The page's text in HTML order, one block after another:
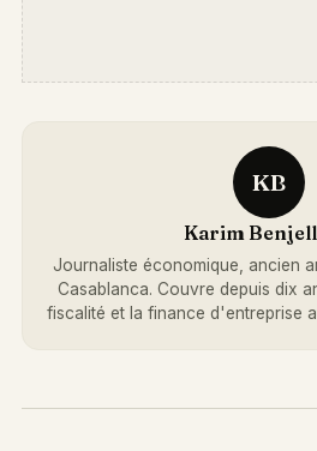
KB
Karim
Journaliste économique, ancien
Casablanca. Couvre depuis dix
fiscalité et la finance d'entreprise